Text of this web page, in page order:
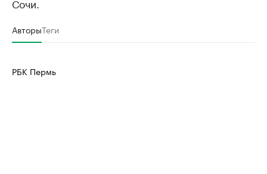
АвторыТеги
РБК Пермь